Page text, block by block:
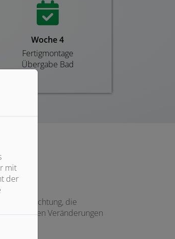
Woche 4
Fertigmontage
Übergabe Bad
Beleuchtung, die
mit kleinen Veränderungen
mit
der